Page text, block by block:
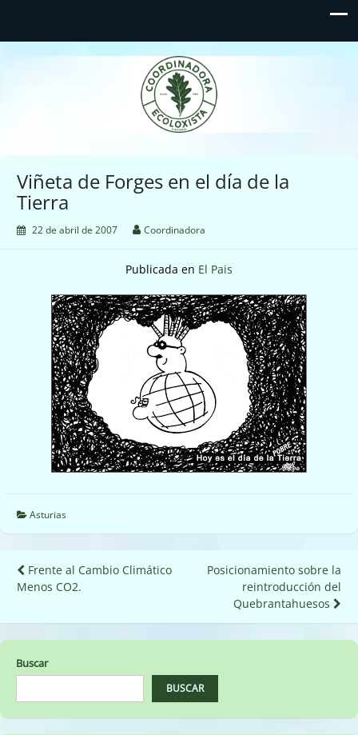
Coordinadora Ecoloxista
d'Asturies
Viñeta de Forges en el día de la
Tierra
22 de abril de 2007 Coordinadora
Publicada en El Pais
Asturias
Navegación
de
entradas
Frente al Cambio Climático
Menos CO2.
Posicionamiento sobre la
reintroducción del
Quebrantahuesos
Buscar
BUSCAR